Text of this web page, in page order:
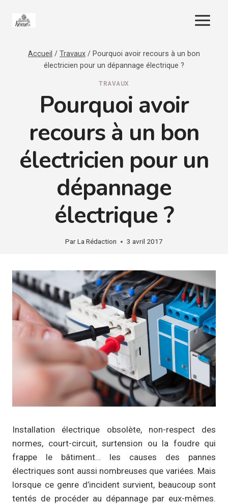
Accueil / Travaux / Pourquoi avoir recours à un bon
électricien pour un dépannage électrique ?
TRAVAUX
Pourquoi avoir
recours à un bon
électricien pour un
dépannage
électrique ?
ParLa Rédaction 3 avril 2017
Installation électrique obsolète, non-respect des
normes, court-circuit, surtension ou la foudre qui
frappe le bâtiment… les causes des pannes
électriques sont aussi nombreuses que variées. Mais
lorsque ce genre d’incident survient, beaucoup sont
tentés de procéder au dépannage par eux-mêmes.